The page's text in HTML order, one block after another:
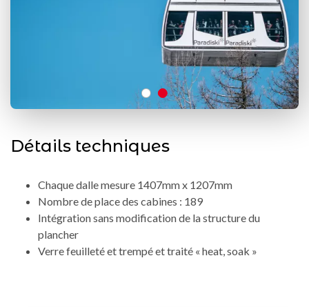
Détails techniques
Chaque dalle mesure 1407mm x 1207mm
Nombre de place des cabines : 189
Intégration sans modification de la structure du
plancher
Verre feuilleté et trempé et traité « heat, soak »